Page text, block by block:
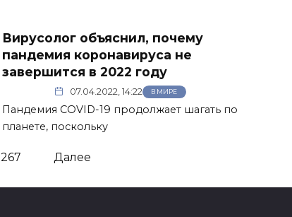
Вирусолог объяснил, почему
пандемия коронавируса не
завершится в 2022 году
07.04.2022, 14:22 В МИРЕ
Пандемия СOVID-19 продолжает шагать по
планете, поскольку
267 Далее